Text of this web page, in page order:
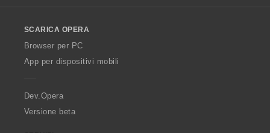
w
O
p
a
SCARICA OPERA
Browser per PC
App per dispositivi mobili
Dev.Opera
Versione beta